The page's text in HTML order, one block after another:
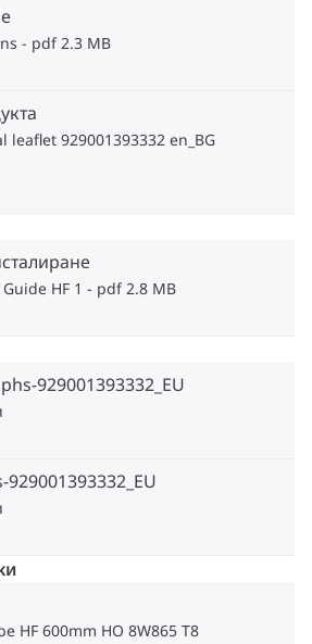
pdf 2.3 MB
leaflet 929001393332 en_BG
HF 1 pdf 2.8 MB
929001393332_EU
HF 600mm HO 8W865 T8